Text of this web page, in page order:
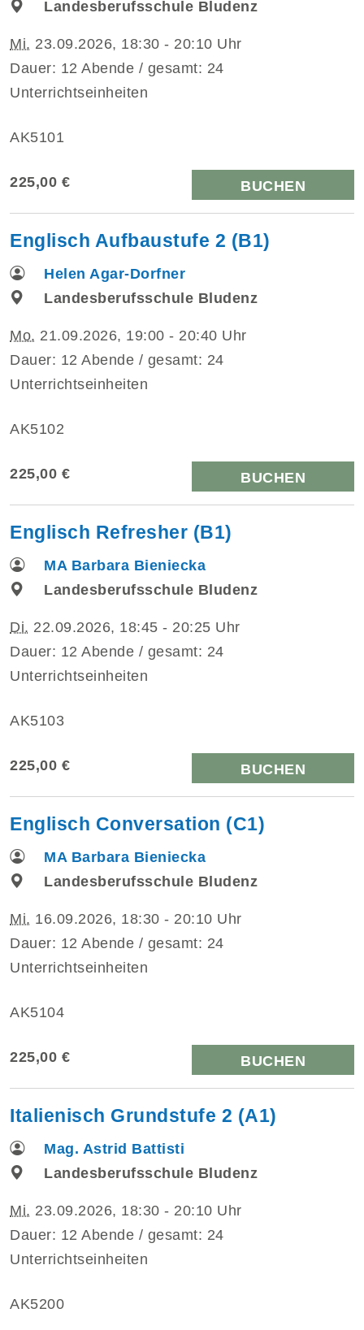
Landesberufsschule Bludenz
Mi. 23.09.2026, 18:30 - 20:10 Uhr
Dauer: 12 Abende / gesamt: 24
Unterrichtseinheiten
AK5101
225,00 € BUCHEN
Englisch Aufbaustufe 2 (B1)
Helen Agar-Dorfner
Landesberufsschule Bludenz
Mo. 21.09.2026, 19:00 - 20:40 Uhr
Dauer: 12 Abende / gesamt: 24
Unterrichtseinheiten
AK5102
225,00 € BUCHEN
Englisch Refresher (B1)
MA Barbara Bieniecka
Landesberufsschule Bludenz
Di. 22.09.2026, 18:45 - 20:25 Uhr
Dauer: 12 Abende / gesamt: 24
Unterrichtseinheiten
AK5103
225,00 € BUCHEN
Englisch Conversation (C1)
MA Barbara Bieniecka
Landesberufsschule Bludenz
Mi. 16.09.2026, 18:30 - 20:10 Uhr
Dauer: 12 Abende / gesamt: 24
Unterrichtseinheiten
AK5104
225,00 € BUCHEN
Italienisch Grundstufe 2 (A1)
Mag. Astrid Battisti
Landesberufsschule Bludenz
Mi. 23.09.2026, 18:30 - 20:10 Uhr
Dauer: 12 Abende / gesamt: 24
Unterrichtseinheiten
AK5200